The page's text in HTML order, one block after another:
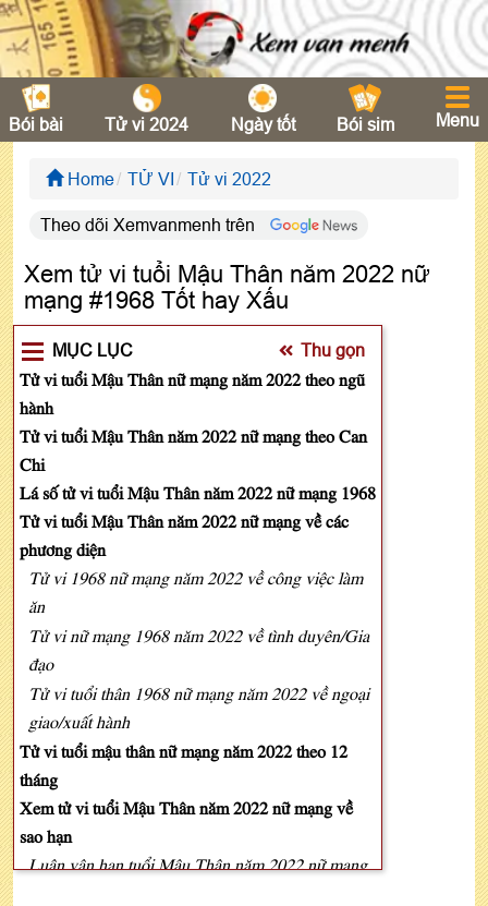
Bói bài Tử vi 2024 Ngày tốt Bói sim Menu
Home TỬ VI Tử vi 2022
Theo dõi Xemvanmenh trên
Xem tử vi tuổi Mậu Thân năm 2022 nữ
mạng #1968 Tốt hay Xấu
MỤC LỤC Thu gọn
Tử vi tuổi Mậu Thân nữ mạng năm 2022 theo ngũ
hành
Tử vi tuổi Mậu Thân năm 2022 nữ mạng theo Can
Chi
Lá số tử vi tuổi Mậu Thân năm 2022 nữ mạng 1968
Tử vi tuổi Mậu Thân năm 2022 nữ mạng về các
phương diện
Tử vi 1968 nữ mạng năm 2022 về công việc làm
ăn
Tử vi nữ mạng 1968 năm 2022 về tình duyên/Gia
đạo
Tử vi tuổi thân 1968 nữ mạng năm 2022 về ngoại
giao/xuất hành
Tử vi tuổi mậu thân nữ mạng năm 2022 theo 12
tháng
Xem tử vi tuổi Mậu Thân năm 2022 nữ mạng về
sao hạn
Luận vận hạn tuổi Mậu Thân năm 2022 nữ mạng